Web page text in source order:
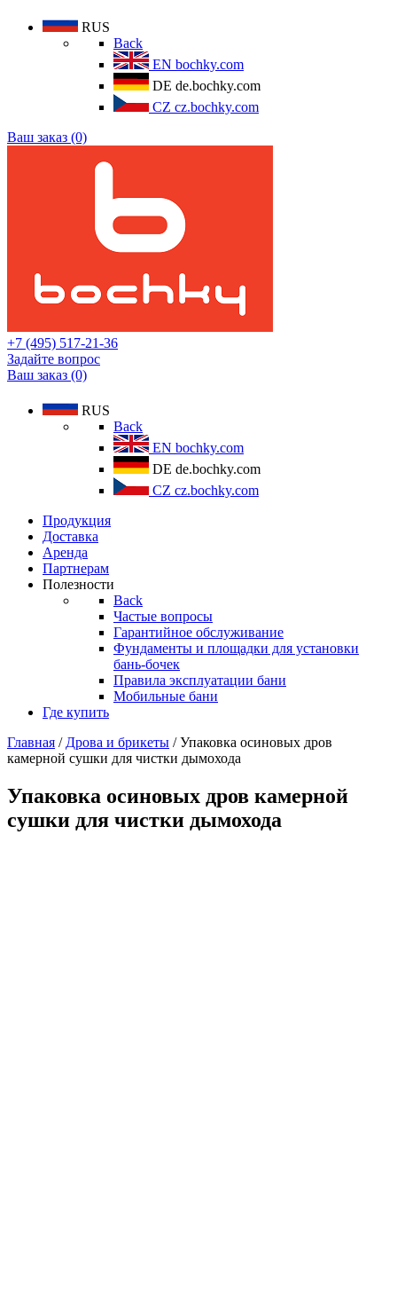
RUS
Back
EN bochky.com
DE de.bochky.com
CZ cz.bochky.com
Ваш заказ (0)
+7 (495) 517-21-36
Задайте вопрос
Ваш заказ (0)
RUS
Back
EN bochky.com
DE de.bochky.com
CZ cz.bochky.com
Продукция
Доставка
Аренда
Партнерам
Полезности
Back
Частые вопросы
Гарантийное обслуживание
Фундаменты и площадки для установки
бань-бочек
Правила эксплуатации бани
Мобильные бани
Где купить
Главная / Дрова и брикеты / Упаковка осиновых дров
камерной сушки для чистки дымохода
Упаковка осиновых дров камерной
сушки для чистки дымохода